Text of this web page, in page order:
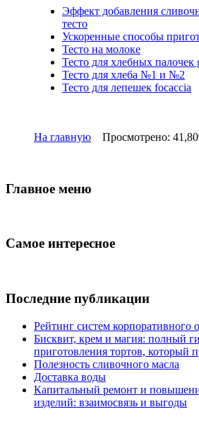
Эффект добавления
тесто
Ускоренные способы
Тесто на молоке
Тесто для хлебных палочек
Тесто для хлеба №1 и №2
Тесто для лепешек focaccia
На главную Просмотрено:
Главное меню
Самое интересное
Последние публикации
Рейтинг систем корпоративного
Бисквит, крем и магия: полный
приготовления тортов, который
Полезность сливочного масла
Доставка воды
Капитальный ремонт и
изделий: взаимосвязь и выгоды